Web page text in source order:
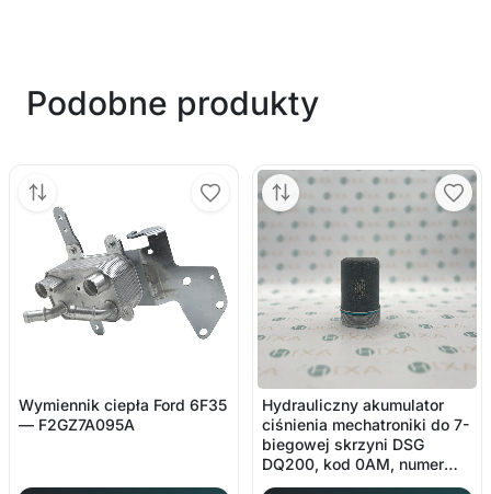
Podobne produkty
Wymiennik ciepła Ford 6F35
— F2GZ7A095A
Hydrauliczny akumulator
ciśnienia mechatroniki do 7-
biegowej skrzyni DSG
DQ200, kod 0AM, numer
oryginalny 0AM325587F